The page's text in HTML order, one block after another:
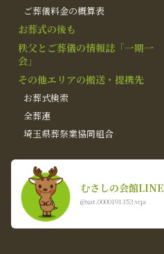
ご葬儀料金の概算表
お葬式の後も
秩父とご葬儀の情報誌「一期一
会」
その他エリアの搬送・提携先
お葬式検索
全葬連
埼玉県葬祭業協同組合
むさしの会館LINE
@xat.0000191353.vqa